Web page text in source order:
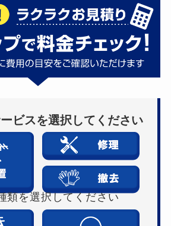
ビスを選択してください
類を選択してください